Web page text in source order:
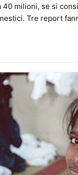
40 milioni, se si
Tre report